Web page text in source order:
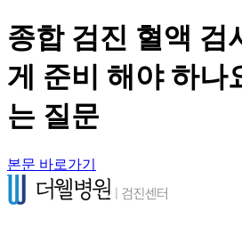
종합 검진 혈액 검
게 준비 해야 하나
는 질문
본문 바로가기